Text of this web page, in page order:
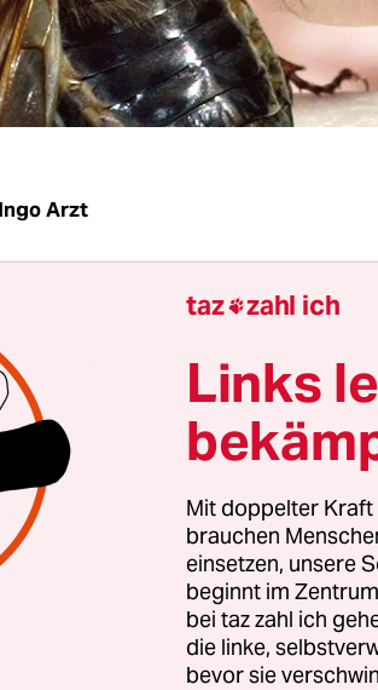
Ingo Arzt
| Vor 16 Jahren kam
den Markt, das eine simple
weil dann in überfüllten
Damals galt das als mutig.
die nächste Generation des
noch eine übliche Strategie
der Klimaschutz: Ab 2021
laut EU-Norm nur noch 95
was einem Verbrauch
Sonst drohen Strafen. Allerdings
taz zahl ich
Links
Mit doppelter Kraft
brauchen
einsetzen, unsere
beginnt im
bei taz zahl ich
die linke,
bevor sie